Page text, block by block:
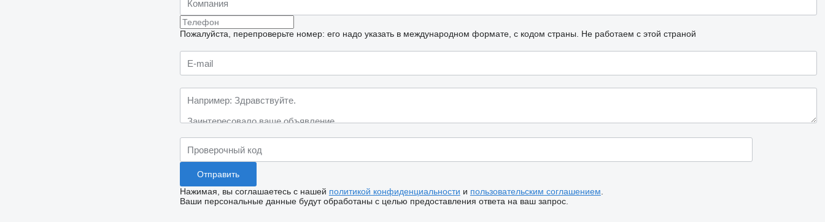
Пожалуйста, перепроверьте номер: его надо указать в международном формате, с кодом страны. Не работаем с этой страной
Нажимая, вы соглашаетесь с нашей политикой конфиденциальности и пользовательским соглашением
Ваши персональные данные будут обработаны с целью предоставления ответа на ваш запрос.